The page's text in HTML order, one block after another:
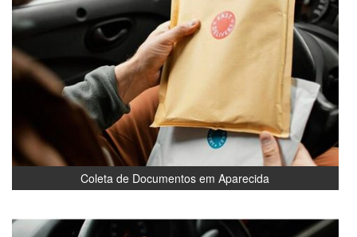
Coleta de Documentos em Aparecida